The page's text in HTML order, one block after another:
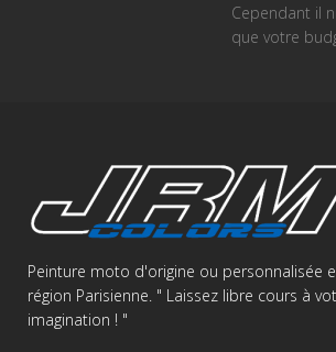
Cependant il
que votre
Peinture moto d'origine ou personnalisée
région Parisienne. " Laissez libre cours à
imagination ! "